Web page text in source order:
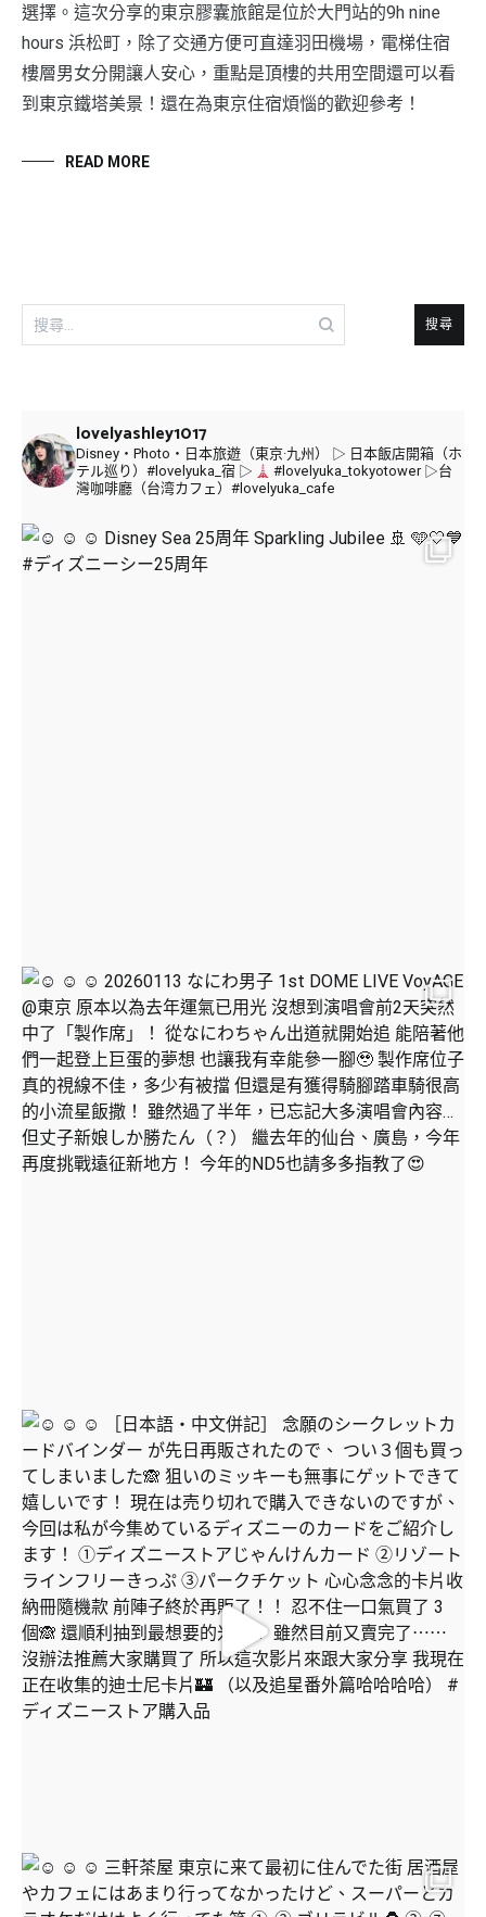
選擇。這次分享的東京膠囊旅館是位於大門站的9h nine
hours 浜松町，除了交通方便可直達羽田機場，電梯住宿
樓層男女分開讓人安心，重點是頂樓的共用空間還可以看
到東京鐵塔美景！還在為東京住宿煩惱的歡迎參考！
READ MORE
搜
尋
lovelyashley1017
Disney・Photo・日本旅遊（東京·九州）
▷ 日本飯店開箱（ホ
テル巡り）#lovelyuka_宿 ▷ #lovelyuka_tokyotower▷台
灣咖啡廳（台湾カフェ）#lovelyuka_cafe